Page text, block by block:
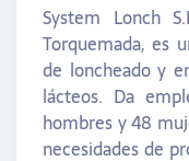
System Lonch
Torquemada, es
de loncheado y
lácteos. Da
hombres y 48
necesidades de